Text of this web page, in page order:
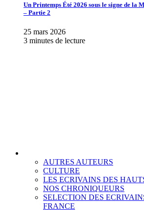
Un Printemps Été 2026 sous le signe de la
– Partie 2
25 mars 2026
3 minutes de lecture
AUTRES AUTEURS
CULTURE
LES ECRIVAINS DES
NOS CHRONIQUEURS
SELECTION DES
FRANCE